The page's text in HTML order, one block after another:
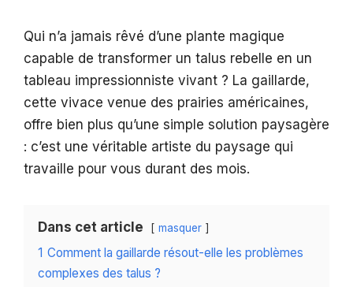
Qui n’a jamais rêvé d’une plante magique
capable de transformer un talus rebelle en un
tableau impressionniste vivant ? La gaillarde,
cette vivace venue des prairies américaines,
offre bien plus qu’une simple solution paysagère
: c’est une véritable artiste du paysage qui
travaille pour vous durant des mois.
Dans cet article masquer
1 Comment la gaillarde résout-elle les problèmes
complexes des talus ?